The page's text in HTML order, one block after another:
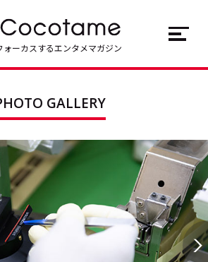
About
JP EN
ォーカスするエンタメマガジン
GALLERY